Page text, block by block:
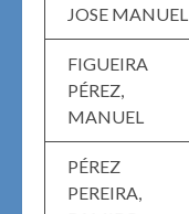
JOSE MANUEL
FIGUEIRA
PÉREZ,
MANUEL
PÉREZ
PEREIRA,